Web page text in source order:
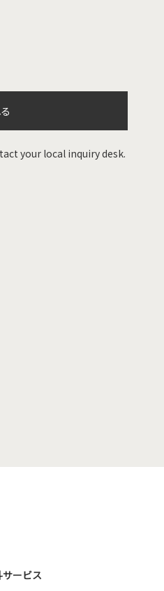
your local inquiry desk.
ービス